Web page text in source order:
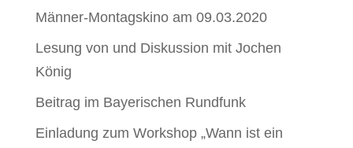
Männer-Montagskino am 09.03.2020
Lesung von und Diskussion mit Jochen
König
Beitrag im Bayerischen Rundfunk
Einladung zum Workshop „Wann ist ein